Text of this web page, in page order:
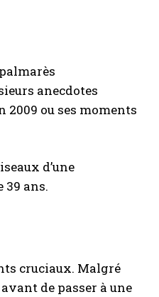
anecdotes
2009 ou ses moments
d’une
39 ans.
cruciaux. Malgré
de passer à une